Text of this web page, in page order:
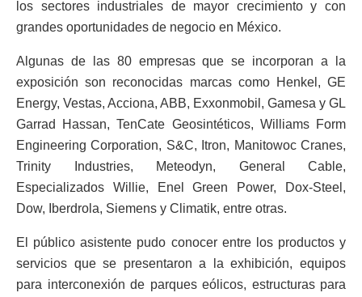
los sectores industriales de mayor crecimiento y con
grandes oportunidades de negocio en México.
Algunas de las 80 empresas que se incorporan a la
exposición son reconocidas marcas como Henkel, GE
Energy, Vestas, Acciona, ABB, Exxonmobil, Gamesa y GL
Garrad Hassan, TenCate Geosintéticos, Williams Form
Engineering Corporation, S&C, Itron, Manitowoc Cranes,
Trinity Industries, Meteodyn, General Cable,
Especializados Willie, Enel Green Power, Dox-Steel,
Dow, Iberdrola, Siemens y Climatik, entre otras.
El público asistente pudo conocer entre los productos y
servicios que se presentaron a la exhibición, equipos
para interconexión de parques eólicos, estructuras para